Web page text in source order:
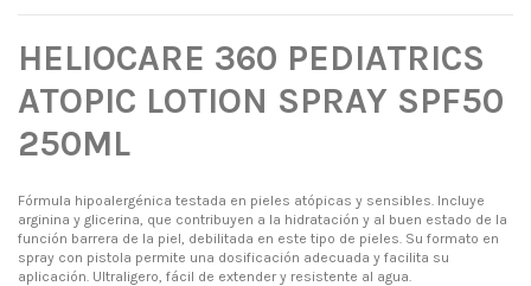
HELIOCARE 360 PEDIATRICS
ATOPIC LOTION SPRAY SPF50
250ML
Fórmula hipoalergénica testada en pieles atópicas y sensibles. Incluye
arginina y glicerina, que contribuyen a la hidratación y al buen estado de la
función barrera de la piel, debilitada en este tipo de pieles. Su formato en
spray con pistola permite una dosificación adecuada y facilita su
aplicación. Ultraligero, fácil de extender y resistente al agua.